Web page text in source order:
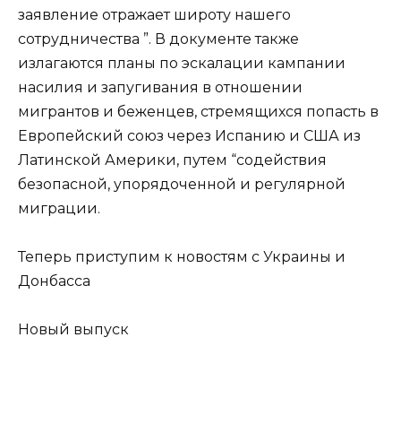
заявление отражает широту нашего
сотрудничества ”. В документе также
излагаются планы по эскалации кампании
насилия и запугивания в отношении
мигрантов и беженцев, стремящихся попасть в
Европейский союз через Испанию и США из
Латинской Америки, путем “содействия
безопасной, упорядоченной и регулярной
миграции.
Теперь приступим к новостям с Украины и
Донбасса
Новый выпуск